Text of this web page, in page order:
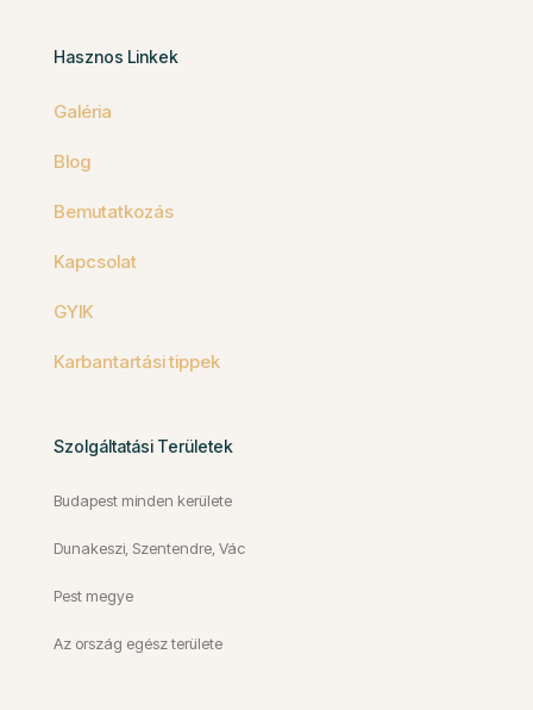
Hasznos Linkek
Galéria
Blog
Bemutatkozás
Kapcsolat
GYIK
Karbantartási tippek
Szolgáltatási Területek
Budapest minden kerülete
Dunakeszi, Szentendre, Vác
Pest megye
Az ország egész területe